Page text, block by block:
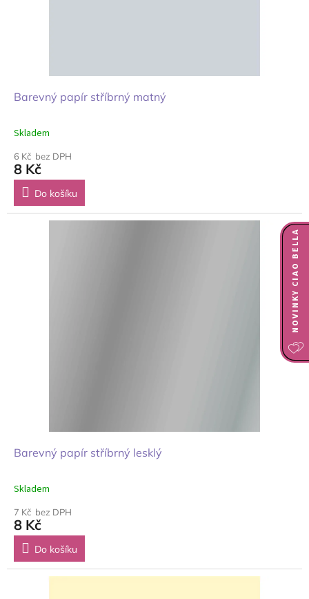
Barevný papír stříbrný matný
Skladem
6 Kč bez DPH
8 Kč
Do košíku
Barevný papír stříbrný lesklý
Skladem
7 Kč bez DPH
8 Kč
Do košíku
NOVINKY CIAO BELLA